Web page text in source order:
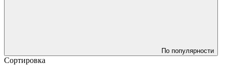
По популярности
Сортировка